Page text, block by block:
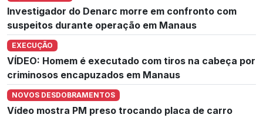
Investigador do Denarc morre em confronto com
suspeitos durante operação em Manaus
EXECUÇÃO
VÍDEO: Homem é executado com tiros na cabeça por
criminosos encapuzados em Manaus
NOVOS DESDOBRAMENTOS
Vídeo mostra PM preso trocando placa de carro